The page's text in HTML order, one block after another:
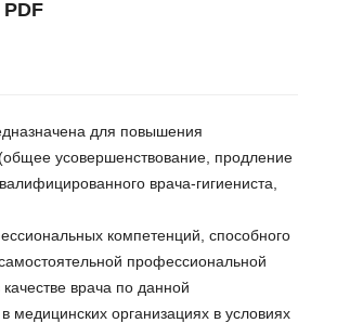
для повышения
усовершенствование, продление
врача-гигиениста,
компетенций, способного
профессиональной
качестве врача по данной
медицинских организациях в условиях